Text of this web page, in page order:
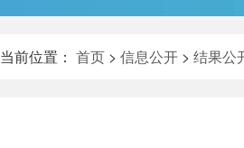
当前位置： 首页 > 信息公开 > 结果公